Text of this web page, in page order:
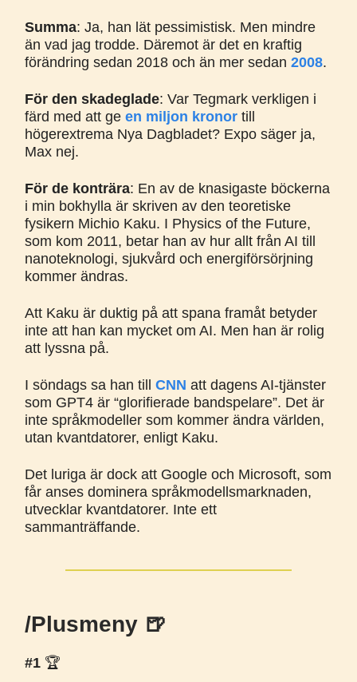
Summa: Ja, han lät pessimistisk. Men mindre
än vad jag trodde. Däremot är det en kraftig
förändring sedan 2018 och än mer sedan 2008.
För den skadeglade: Var Tegmark verkligen i
färd med att ge en miljon kronor till
högerextrema Nya Dagbladet? Expo säger ja,
Max nej.
För de konträra: En av de knasigaste böckerna
i min bokhylla är skriven av den teoretiske
fysikern Michio Kaku. I Physics of the Future,
som kom 2011, betar han av hur allt från AI till
nanoteknologi, sjukvård och energiförsörjning
kommer ändras.
Att Kaku är duktig på att spana framåt betyder
inte att han kan mycket om AI. Men han är rolig
att lyssna på.
I söndags sa han till CNN att dagens AI-tjänster
som GPT4 är “glorifierade bandspelare”. Det är
inte språkmodeller som kommer ändra världen,
utan kvantdatorer, enligt Kaku.
Det luriga är dock att Google och Microsoft, som
får anses dominera språkmodellsmarknaden,
utvecklar kvantdatorer. Inte ett
sammanträffande.
/Plusmeny 🍺
#1 🏆️